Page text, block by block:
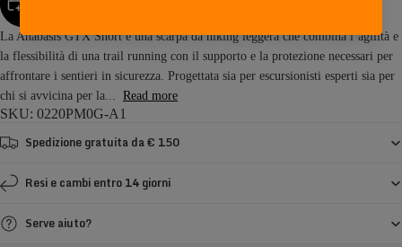
La Anabasis GTX Short è una scarpa da hiking leggera che combina l’agilità e
la flessibilità di una trail running con il supporto e la protezione necessari per
affrontare i sentieri in sicurezza. Progettata sia per escursionisti esperti sia per
chi si avvicina per la... Read more
SKU: 0220PM0G-A1
Spedizione gratuita da € 150
Resi e cambi entro 14 giorni
Serve aiuto?